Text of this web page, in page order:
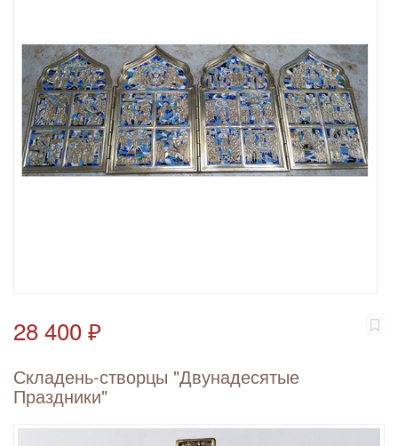
28 400 ₽
Складень-створцы "Двунадесятые
Праздники"